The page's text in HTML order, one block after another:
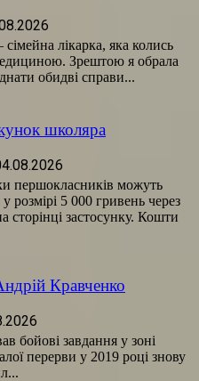
лікарка, яка колись
Зрештою я обрала
обидві справи...
школяра
першокласників можуть
розмірі 5 000 гривень через
сторінці застосунку. Кошти
Кравченко
бойові завдання у зоні
перерви у 2019 році знову